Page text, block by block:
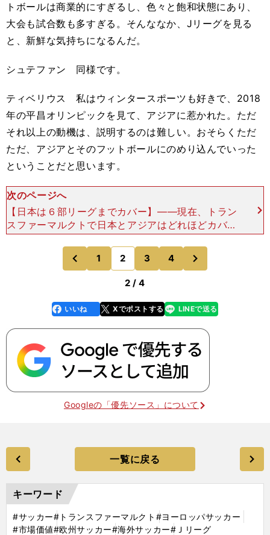
トボールは商業的にすぎるし、色々と飽和状態にあり、
大会も試合数も多すぎる。そんななか、Jリーグを見る
と、新鮮な気持ちになるんだ。
シュテファン 同様です。
ティベリウス 私はウィンタースポーツも好きで、2018
年の平昌オリンピックを見て、アジアに惹かれた。ただ
それ以上の動機は、説明するのは難しい。おそらくただ
ただ、アジアとそのフットボールにのめり込んでいった
ということだと思います。
次のページへ
【日本は６部リーグまでカバー】――現在、トラン
スファーマルクトで日本とアジアはどれほどカバー
されているのでしょうか。トビアス 日本はJ1、J
2、J3、JFL、地域リーグの１部と２部まで掲載し
ている
前
のページへ
1 2 3 4
のページへ
2 / 4
faceboo
k
いいね Xでポストする
line LINEで送る
Googleの「優先ソース」について
一覧に戻る
キーワード
#サッカー#トランスファーマルクト #ヨーロッパサッカー
#市場価値#欧州サッカー#海外サッカー#Ｊリーグ